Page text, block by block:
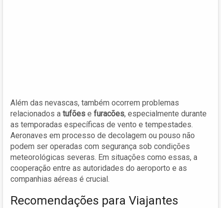
Além das nevascas, também ocorrem problemas
relacionados a tufões e furacões, especialmente durante
as temporadas específicas de vento e tempestades.
Aeronaves em processo de decolagem ou pouso não
podem ser operadas com segurança sob condições
meteorológicas severas. Em situações como essas, a
cooperação entre as autoridades do aeroporto e as
companhias aéreas é crucial.
Recomendações para Viajantes